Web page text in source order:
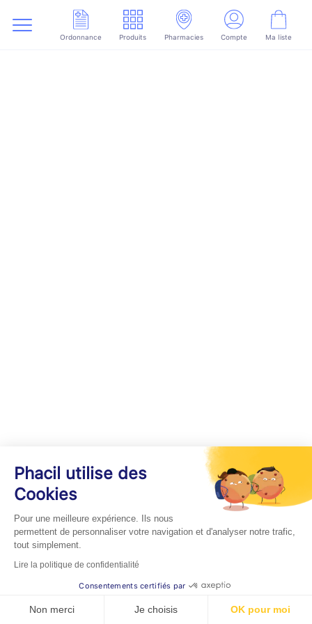
Ordonnance Produits Pharmacies Compte Ma liste
Phacil utilise des
Cookies
Pour une meilleure expérience. Ils nous
permettent de personnaliser votre navigation et d'analyser notre trafic,
tout simplement.
Lire la politique de confidentialité
Consentements certifiés par
Non merci Je choisis OK pour moi